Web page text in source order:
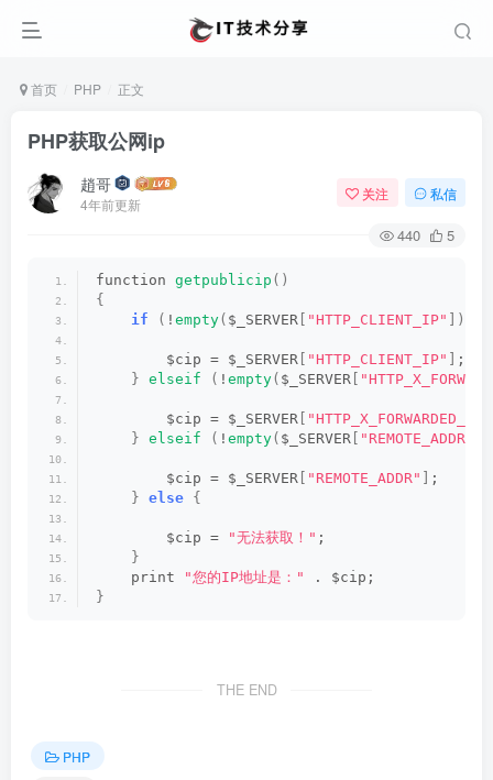
首页 PHP 正文
PHP获取公网ip
趙哥
4年前更新
关注 私信
440 5
function getpublicip ()
{
if
( ! empty( $_SERVER "HTTP_CLIENT_IP" ]))
        $cip = $_SERVER
"HTTP_CLIENT_IP"
;
} elseif ( ! empty( $_SERVER
        $cip = $_SERVER
} elseif ( ! empty( $_SERVER "REMOTE_ADDR"
        $cip = $_SERVER
"REMOTE_ADDR"
;
} else {
        $cip =
"无法获取！" ;
}
    print
"您的IP地址是："
. $cip;
}
THE END
PHP